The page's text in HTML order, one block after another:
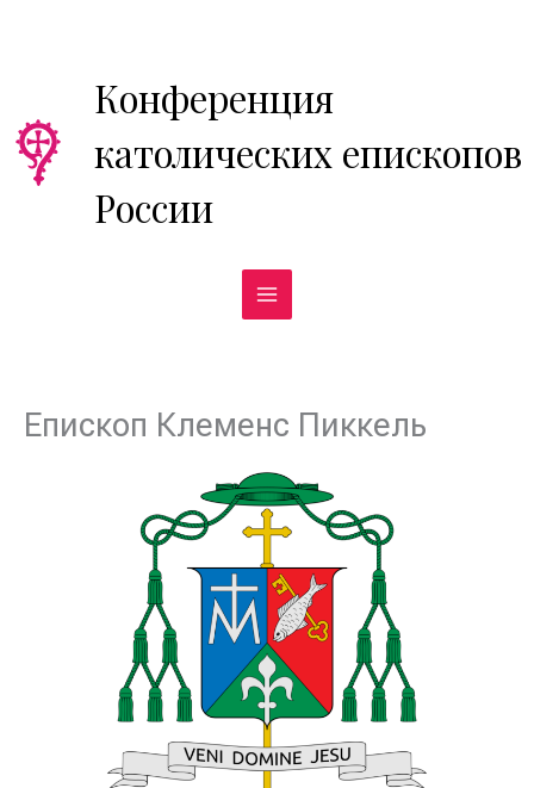
Конференция
католических епископов
России
Епископ Клеменс Пиккель